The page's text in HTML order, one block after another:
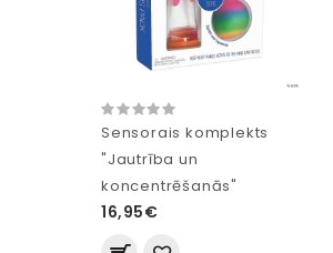
Sensorais komplekts
"Jautrība un
koncentrēšanās"
16,95€